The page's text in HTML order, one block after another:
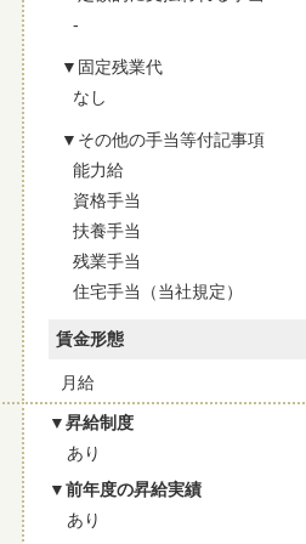
-
固定残業代
なし
その他の手当等付記事項
能力給
資格手当
扶養手当
残業手当
住宅手当（当社規定）
賃金形態
月給
昇給制度
あり
前年度の昇給実績
あり